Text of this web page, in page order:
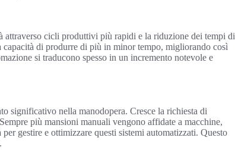
attraverso cicli produttivi più rapidi e la riduzione dei tempi di
di produrre di più in minor tempo, migliorando così
si traducono spesso in un incremento notevole e
significativo nella manodopera. Cresce la richiesta di
più mansioni manuali vengono affidate a macchine,
gestire e ottimizzare questi sistemi automatizzati. Questo